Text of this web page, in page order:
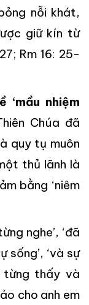
nỗi khát,
giữ kín từ
Rm 16: 25-
‘mầu nhiệm
Chúa đã
quy tụ muôn
thủ lãnh là
bằng ‘niêm
nghe’, ‘đã
sống’, ‘và sự
từng thấy và
cho anh em